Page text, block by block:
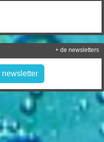
newsletter
+ de newsletters